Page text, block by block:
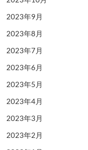
2023年9月
2023年8月
2023年7月
2023年6月
2023年5月
2023年4月
2023年3月
2023年2月